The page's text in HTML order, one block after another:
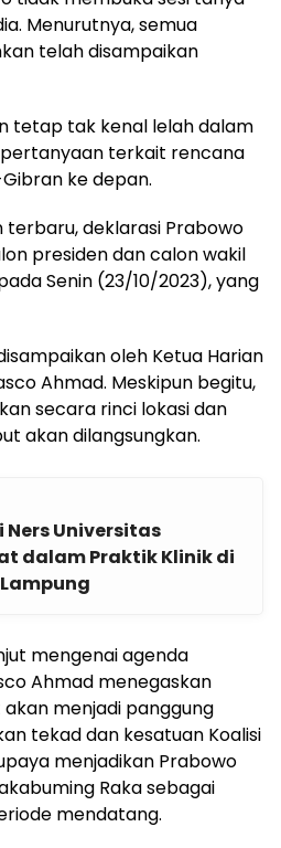
Menurutnya, semua
telah disampaikan
tetap tak kenal lelah dalam
terkait rencana
ke depan.
deklarasi Prabowo
presiden dan calon wakil
Senin (23/10/2023), yang
oleh Ketua Harian
Ahmad. Meskipun begitu,
secara rinci lokasi dan
akan dilangsungkan.
Ners Universitas
dalam Praktik Klinik di
mengenai agenda
Ahmad menegaskan
menjadi panggung
tekad dan kesatuan Koalisi
menjadikan Prabowo
Raka sebagai
mendatang.